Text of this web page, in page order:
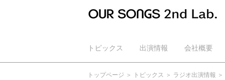
トピックス 出演情報 会社概要
公式YouTube
トップページ トピックス ラジオ出演情報